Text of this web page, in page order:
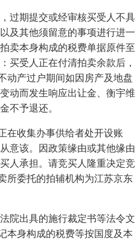
期提交或经审核买受人不具
及其他须留意的事项进行进一
卖本身构成的税费单据原件至
买受人正在付清拍卖余款后，
动产过户期间如因房产及地盘
动而发生响应出让金、衡宇维
不予退还。
收集办事供给者处开设账
意该。因政策缘由或其他缘由
人承担。请竞买人隆重决定竞
所委托的拍辅机构为江苏京东
出具的施行裁定书等法令文
本身构成的税费等按国度及本